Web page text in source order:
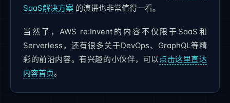
SaaS解决方案 的演讲也非常值得一看。
当然了，AWS re:Invent的内容不仅限于SaaS和
Serverless，还有很多关于DevOps、GraphQL等精
彩的前沿内容。有兴趣的小伙伴，可以 点击这里直达
内容首页。